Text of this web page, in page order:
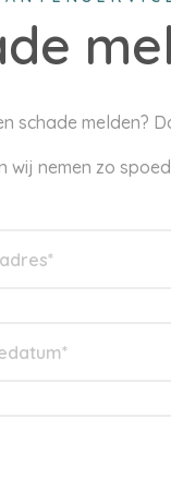
schade melden?
wij nemen zo